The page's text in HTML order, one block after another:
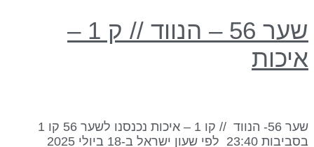
שער 56 – הנווד // ק 1 –
שער 56- הנווד // קו 1 – איכות נכנסנו לשער 56 קו 1
בסביבות 23:40 לפי שעון ישראל ב-18 ביולי 2025